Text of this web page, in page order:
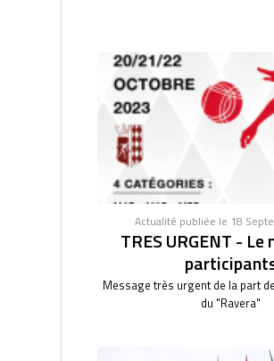
Actualité publiée le 18
TRES URGENT - Le
Message très urgent de la part
du "Ravera"